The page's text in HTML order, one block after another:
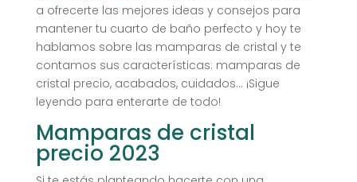
a ofrecerte las mejores ideas y consejos para
mantener tu cuarto de baño perfecto y hoy te
hablamos sobre las mamparas de cristal y te
contamos sus características: mamparas de
cristal precio, acabados, cuidados… ¡Sigue
leyendo para enterarte de todo!
Mamparas de cristal
precio 2023